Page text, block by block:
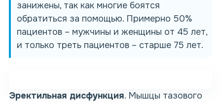
занижены, так как многие боятся
обратиться за помощью. Примерно 50%
пациентов – мужчины и женщины от 45 лет,
и только треть пациентов – старше 75 лет.
Эректильная дисфункция. Мышцы тазового